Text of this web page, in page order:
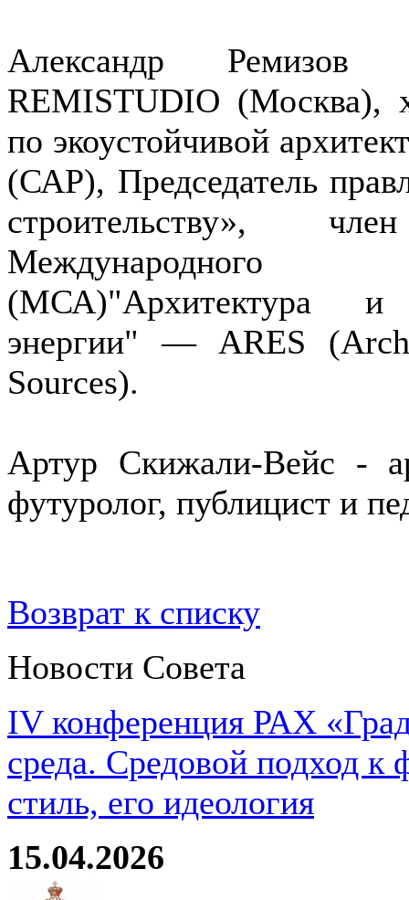
Александр Ремизов
REMISTUDIO (Москва),
по экоустойчивой
(САР), Председатель
строительству»,
(МСА)"Архитектура и
энергии" — ARES
Sources).
Артур Скижали-Вейс -
футуролог, публицист и
Возврат к списку
Новости Совета
IV конференция РАХ
среда. Средовой подход
стиль, его идеология
15.04.2026